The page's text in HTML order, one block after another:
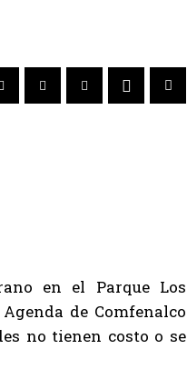
en el Parque Los
de Comfenalco
no tienen costo o se